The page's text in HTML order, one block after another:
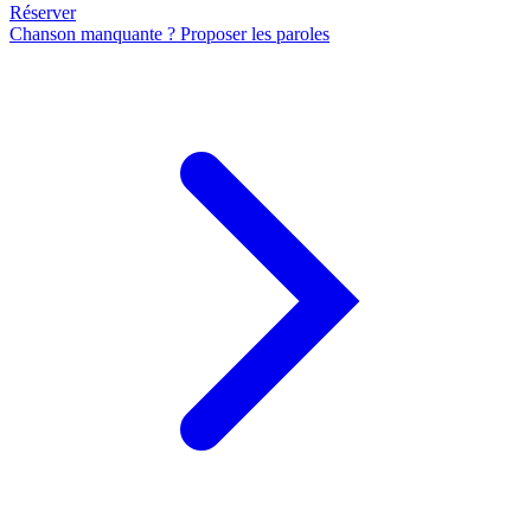
Réserver
Chanson manquante ? Proposer les paroles